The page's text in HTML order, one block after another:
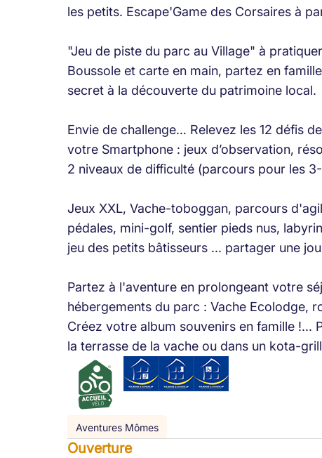
les petits. Escape'Game des Corsaires à
"Jeu de piste du parc au Village" à
Boussole et carte en main, partez en
secret à la découverte du patrimoine local.
Envie de challenge… Relevez les 12 défis
votre Smartphone : jeux d’observation,
2 niveaux de difficulté (parcours pour les
Jeux XXL, Vache-toboggan, parcours
pédales, mini-golf, sentier pieds nus,
jeu des petits bâtisseurs ... partager une
Partez à l'aventure en prolongeant votre
hébergements du parc : Vache Ecolodge,
Créez votre album souvenirs en famille !...
la terrasse de la vache ou dans un kota-
Aventures Mômes
Ouverture